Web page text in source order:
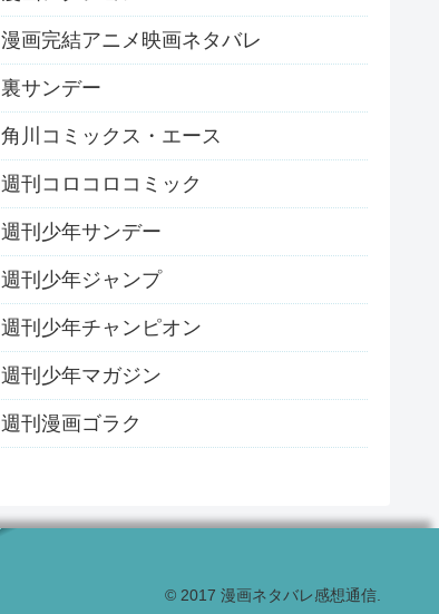
漫画完結アニメ映画ネタバレ
裏サンデー
角川コミックス・エース
週刊コロコロコミック
週刊少年サンデー
週刊少年ジャンプ
週刊少年チャンピオン
週刊少年マガジン
週刊漫画ゴラク
© 2017 漫画ネタバレ感想通信.